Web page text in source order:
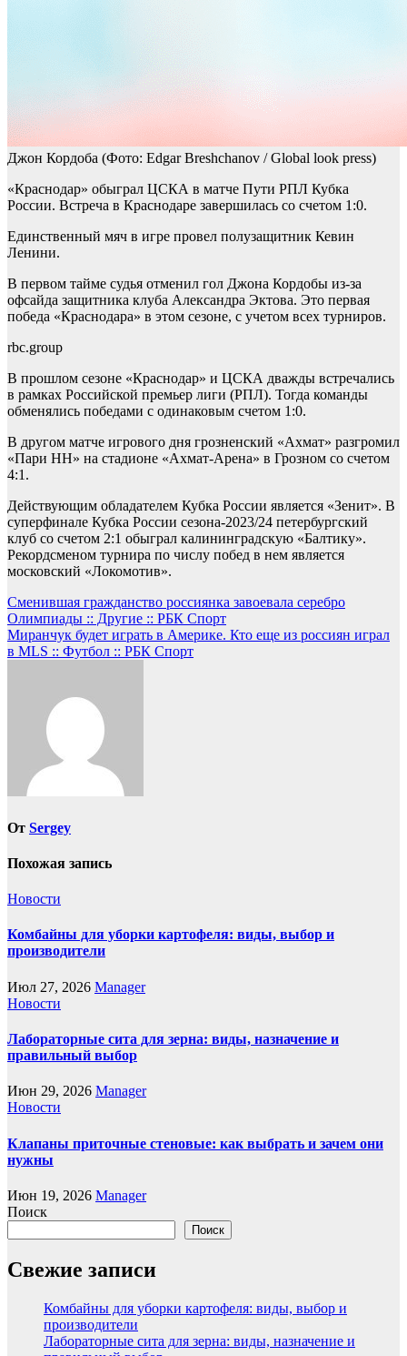
Джон Кордоба (Фото: Edgar Breshchanov / Global look press)
«Краснодар» обыграл ЦСКА в матче Пути РПЛ Кубка
России. Встреча в Краснодаре завершилась со счетом 1:0.
Единственный мяч в игре провел полузащитник Кевин
Ленини.
В первом тайме судья отменил гол Джона Кордобы из-за
офсайда защитника клуба Александра Эктова. Это первая
победа «Краснодара» в этом сезоне, с учетом всех турниров.
rbc.group
В прошлом сезоне «Краснодар» и ЦСКА дважды встречались
в рамках Российской премьер лиги (РПЛ). Тогда команды
обменялись победами с одинаковым счетом 1:0.
В другом матче игрового дня грозненский «Ахмат» разгромил
«Пари НН» на стадионе «Ахмат-Арена» в Грозном со счетом
4:1.
Действующим обладателем Кубка России является «Зенит». В
суперфинале Кубка России сезона-2023/24 петербургский
клуб со счетом 2:1 обыграл калининградскую «Балтику».
Рекордсменом турнира по числу побед в нем является
московский «Локомотив».
Навигация
по
записям
Сменившая гражданство россиянка завоевала серебро
Олимпиады :: Другие :: РБК Спорт
Миранчук будет играть в Америке. Кто еще из россиян играл
в MLS :: Футбол :: РБК Спорт
От Sergey
Похожая запись
Новости
Комбайны для уборки картофеля: виды, выбор и
производители
Июл 27, 2026 Manager
Новости
Лабораторные сита для зерна: виды, назначение и
правильный выбор
Июн 29, 2026 Manager
Новости
Клапаны приточные стеновые: как выбрать и зачем они
нужны
Июн 19, 2026 Manager
Поиск
Поиск
Свежие записи
Комбайны для уборки картофеля: виды, выбор и
производители
Лабораторные сита для зерна: виды, назначение и